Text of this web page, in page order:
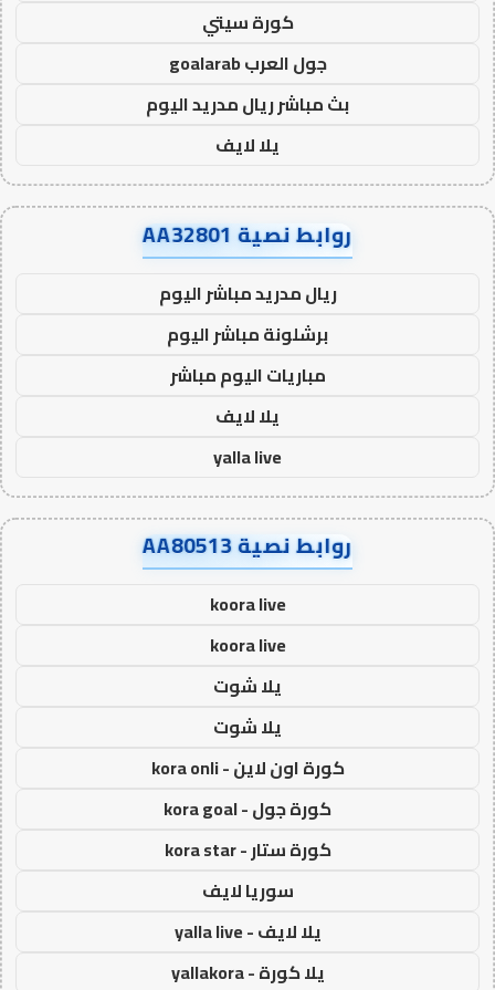
كورة سيتي
جول العرب goalarab
بث مباشر ريال مدريد اليوم
يلا لايف
روابط نصية AA32801
ريال مدريد مباشر اليوم
برشلونة مباشر اليوم
مباريات اليوم مباشر
يلا لايف
yalla live
روابط نصية AA80513
koora live
koora live
يلا شوت
يلا شوت
كورة اون لاين - kora onli
كورة جول - kora goal
كورة ستار - kora star
سوريا لايف
يلا لايف - yalla live
يلا كورة - yallakora